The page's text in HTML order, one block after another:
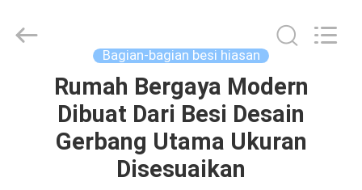
RUMAH
PRODUK
Foundry
CO.,LTD.
Bagian-bagian besi hiasan
Rumah Bergaya Modern
Dibuat Dari Besi Desain
Gerbang Utama Ukuran
Disesuaikan